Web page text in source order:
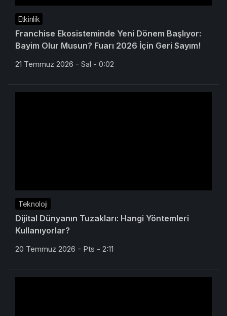
Etkinlik
Franchise Ekosisteminde Yeni Dönem Başlıyor:
Bayim Olur Musun? Fuarı 2026 İçin Geri Sayım!
21 Temmuz 2026 - Sal - 0:02
Teknoloji
Dijital Dünyanın Tuzakları: Hangi Yöntemleri
Kullanıyorlar?
20 Temmuz 2026 - Pts - 2:11